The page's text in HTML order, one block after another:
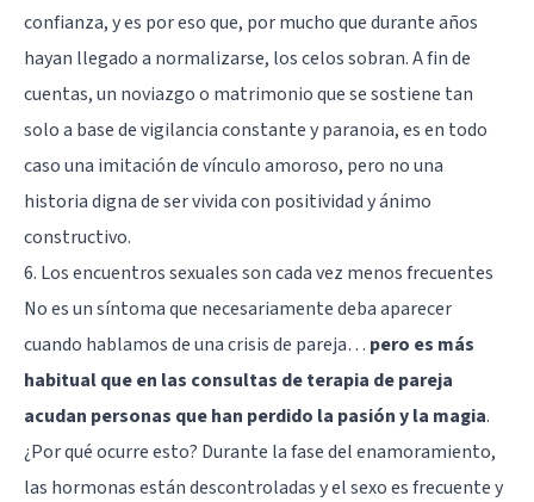
confianza, y es por eso que, por mucho que durante años
hayan llegado a normalizarse, los celos sobran. A fin de
cuentas, un noviazgo o matrimonio que se sostiene tan
solo a base de vigilancia constante y paranoia, es en todo
caso una imitación de vínculo amoroso, pero no una
historia digna de ser vivida con positividad y ánimo
constructivo.
6. Los encuentros sexuales son cada vez menos frecuentes
No es un síntoma que necesariamente deba aparecer
cuando hablamos de una crisis de pareja… pero es más
habitual que en las consultas de terapia de pareja
acudan personas que han perdido la pasión y la magia.
¿Por qué ocurre esto? Durante la fase del enamoramiento,
las hormonas están descontroladas y el sexo es frecuente y